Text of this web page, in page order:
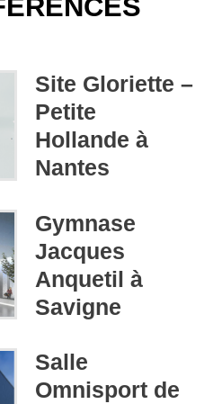
Site Gloriette –
Petite
Hollande à
Nantes
Gymnase
Jacques
Anquetil à
Savigne
Salle
Omnisport de